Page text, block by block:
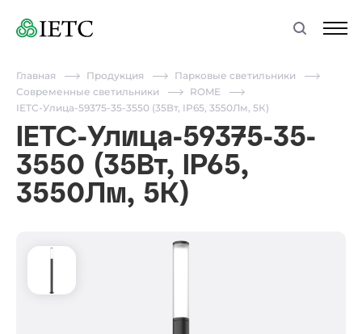
Главная Продукция
Парковые светильники
Современные светильники
ROME
IETC-Улица-59375-35-3550 (35Вт, IP65, 3550Лм, 5К)
IETC-Улица-59375-35-
3550 (35Вт, IP65,
3550Лм, 5К)